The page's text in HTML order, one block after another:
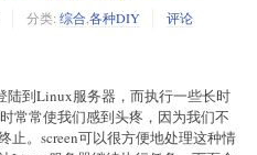
分类: 综合 各种DIY 评论
到Linux服务器，而执行一些长时
常常使我们感到头疼，因为我们不
止。screen可以很方便地处理这种情